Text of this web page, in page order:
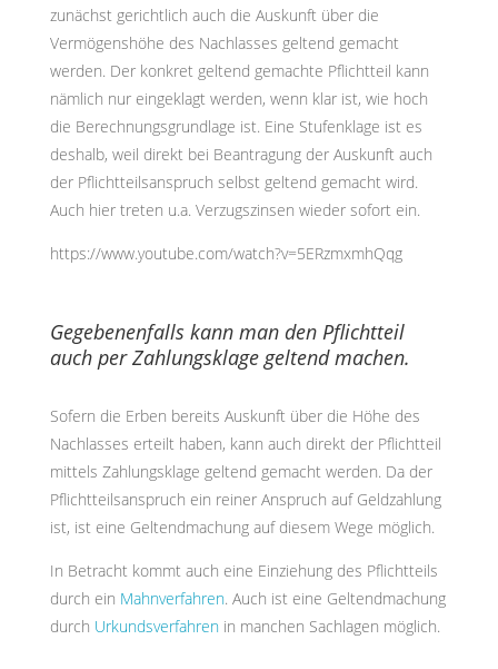
zunächst gerichtlich auch die Auskunft über die
Vermögenshöhe des Nachlasses geltend gemacht
werden. Der konkret geltend gemachte Pflichtteil kann
nämlich nur eingeklagt werden, wenn klar ist, wie hoch
die Berechnungsgrundlage ist. Eine Stufenklage ist es
deshalb, weil direkt bei Beantragung der Auskunft auch
der Pflichtteilsanspruch selbst geltend gemacht wird.
Auch hier treten u.a. Verzugszinsen wieder sofort ein.
https://www.youtube.com/watch?v=5ERzmxmhQqg
Gegebenenfalls kann man den Pflichtteil
auch per Zahlungsklage geltend machen.
Sofern die Erben bereits Auskunft über die Höhe des
Nachlasses erteilt haben, kann auch direkt der Pflichtteil
mittels Zahlungsklage geltend gemacht werden. Da der
Pflichtteilsanspruch ein reiner Anspruch auf Geldzahlung
ist, ist eine Geltendmachung auf diesem Wege möglich.
In Betracht kommt auch eine Einziehung des Pflichtteils
durch ein Mahnverfahren. Auch ist eine Geltendmachung
durch Urkundsverfahrenin manchen Sachlagen möglich.